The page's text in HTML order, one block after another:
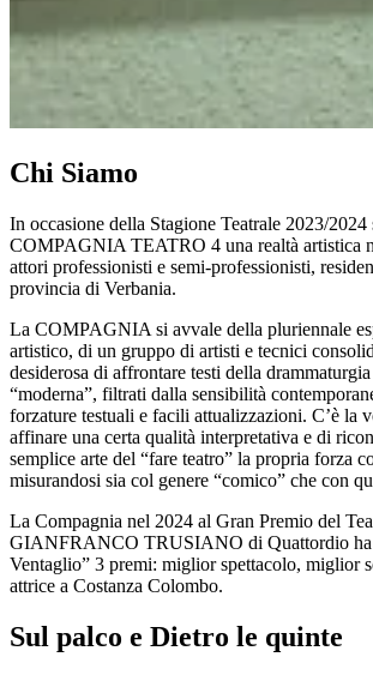
Chi Siamo
In occasione della Stagione Teatrale 2023/2024
COMPAGNIA TEATRO 4 una realtà artistica
attori professionisti e semi-professionisti,
provincia di Verbania.
La COMPAGNIA si avvale della pluriennale
artistico, di un gruppo di artisti e tecnici
desiderosa di affrontare testi della drammaturgia
“moderna”, filtrati dalla sensibilità
forzature testuali e facili attualizzazioni. C’è la
affinare una certa qualità interpretativa e di
semplice arte del “fare teatro” la propria forza
misurandosi sia col genere “comico” che con
La Compagnia nel 2024 al Gran Premio del
GIANFRANCO TRUSIANO di Quattordio ha
Ventaglio” 3 premi: miglior spettacolo, miglior
attrice a Costanza Colombo.
Sul palco e Dietro le quinte